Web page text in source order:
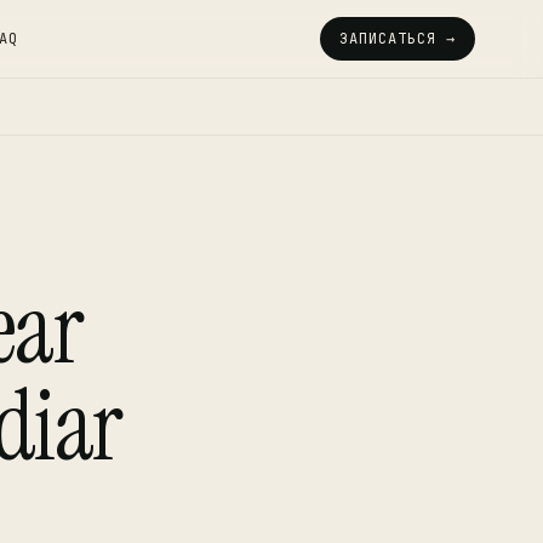
ЗАПИСАТЬСЯ →